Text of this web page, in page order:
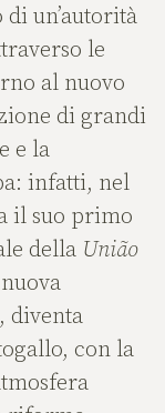
di un’autorità
le
al nuovo
di grandi
e la
infatti, nel
il suo primo
della União
diventa
con la